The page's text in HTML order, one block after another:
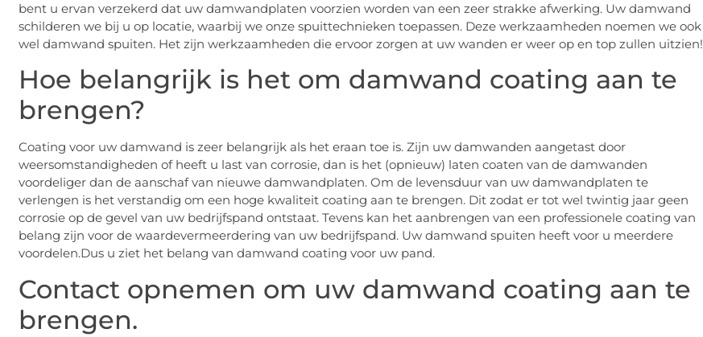
bent u ervan verzekerd dat uw damwandplaten voorzien worden van een zeer strakke afwerking. Uw damwand
schilderen we bij u op locatie, waarbij we onze spuittechnieken toepassen. Deze werkzaamheden noemen we ook
wel damwand spuiten. Het zijn werkzaamheden die ervoor zorgen at uw wanden er weer op en top zullen uitzien!
Hoe belangrijk is het om damwand coating aan te
brengen?
Coating voor uw damwand is zeer belangrijk als het eraan toe is. Zijn uw damwanden aangetast door
weersomstandigheden of heeft u last van corrosie, dan is het (opnieuw) laten coaten van de damwanden
voordeliger dan de aanschaf van nieuwe damwandplaten. Om de levensduur van uw damwandplaten te
verlengen is het verstandig om een hoge kwaliteit coating aan te brengen. Dit zodat er tot wel twintig jaar geen
corrosie op de gevel van uw bedrijfspand ontstaat. Tevens kan het aanbrengen van een professionele coating van
belang zijn voor de waardevermeerdering van uw bedrijfspand. Uw damwand spuiten heeft voor u meerdere
voordelen.Dus u ziet het belang van damwand coating voor uw pand.
Contact opnemen om uw damwand coating aan te
brengen.